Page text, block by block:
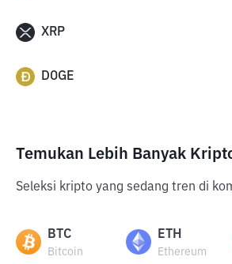
XRP
DOGE
Temukan Lebih Banyak
Seleksi kripto yang sedang tren di
BTC
Bitcoin
ETH
Ethereum